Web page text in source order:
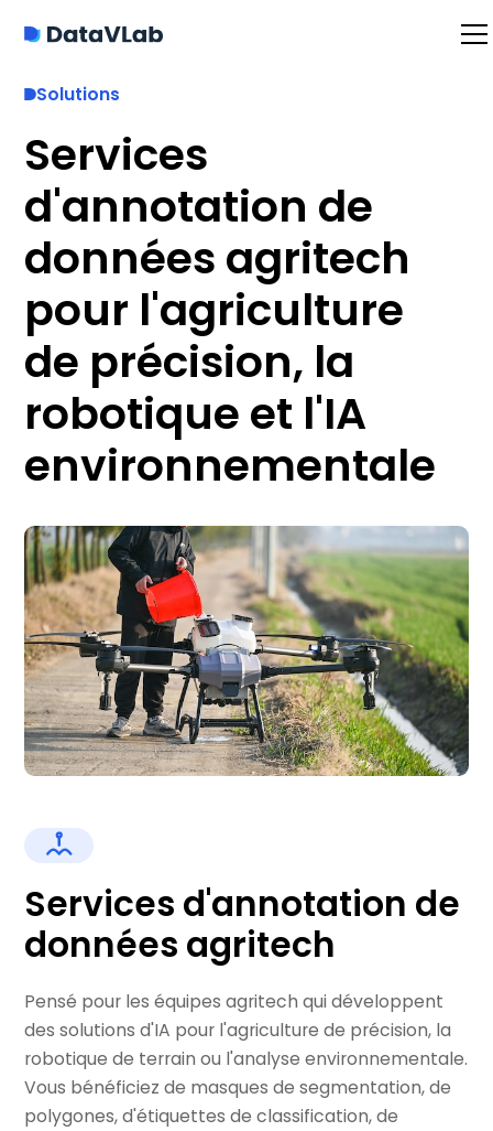
Solutions
Services
d'annotation de
données agritech
pour l'agriculture
de précision, la
robotique et l'IA
environnementale
Services d'annotation de
données agritech
Pensé pour les équipes agritech qui développent
des solutions d'IA pour l'agriculture de précision, la
robotique de terrain ou l'analyse environnementale.
Vous bénéficiez de masques de segmentation, de
polygones, d'étiquettes de classification, de